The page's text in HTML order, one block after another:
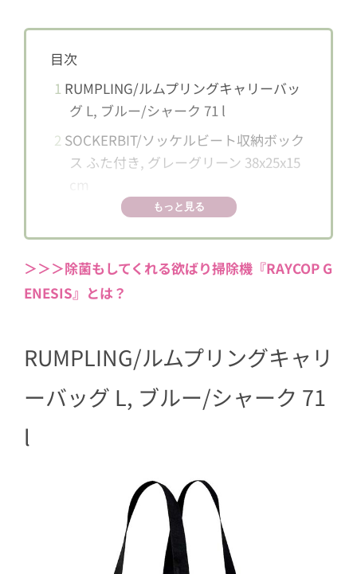
目次
1 RUMPLING/ルムプリングキャリーバッ
グ L, ブルー/シャーク 71 l
2 SOCKERBIT/ソッケルビート収納ボック
ス ふた付き, グレーグリーン 38x25x15
HEMMAFIXARE/ヘマフィクサレ収納ケ
ース, 布地 ストライプ/ホワイト/グレー
34x51x28 cm
4KALLAX/カラックスシェルフユニット
5VITTRAD/ヴィットラッドバッグ 3個セ
ット, ベージュ
KUGGIS/クッギスふた付きボックス, 透
ァイル, ライトグリーングレー
もっと見る
＞＞＞除菌もしてくれる欲ばり掃除機『RAYCOP G
ENESIS』とは？
RUMPLING/ルムプリングキャリ
ーバッグ L, ブルー/シャーク 71
l